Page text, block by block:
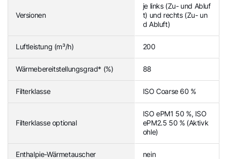
Versionen
je links (Zu- und Abluf
t) und rechts (Zu- un
d Abluft)
Luftleistung (m³/h) 200
Wärmebereitstellungsgrad* (%) 88
Filterklasse ISO Coarse 60 %
Filterklasse optional
ISO ePM1 50 %, ISO
ePM2.5 50 % (Aktivk
ohle)
Enthalpie-Wärmetauscher nein